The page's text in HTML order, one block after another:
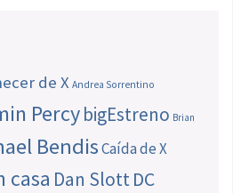
de X Andrea Sorrentino
PercybigEstreno Brian
BendisCaída de X
casa Dan SlottDC